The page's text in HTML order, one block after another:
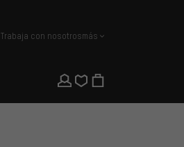
Trabaja con nosotrosmás